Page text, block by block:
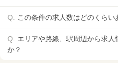
この条件の求人数はどのくらい
エリアや路線、駅周辺から求
か？